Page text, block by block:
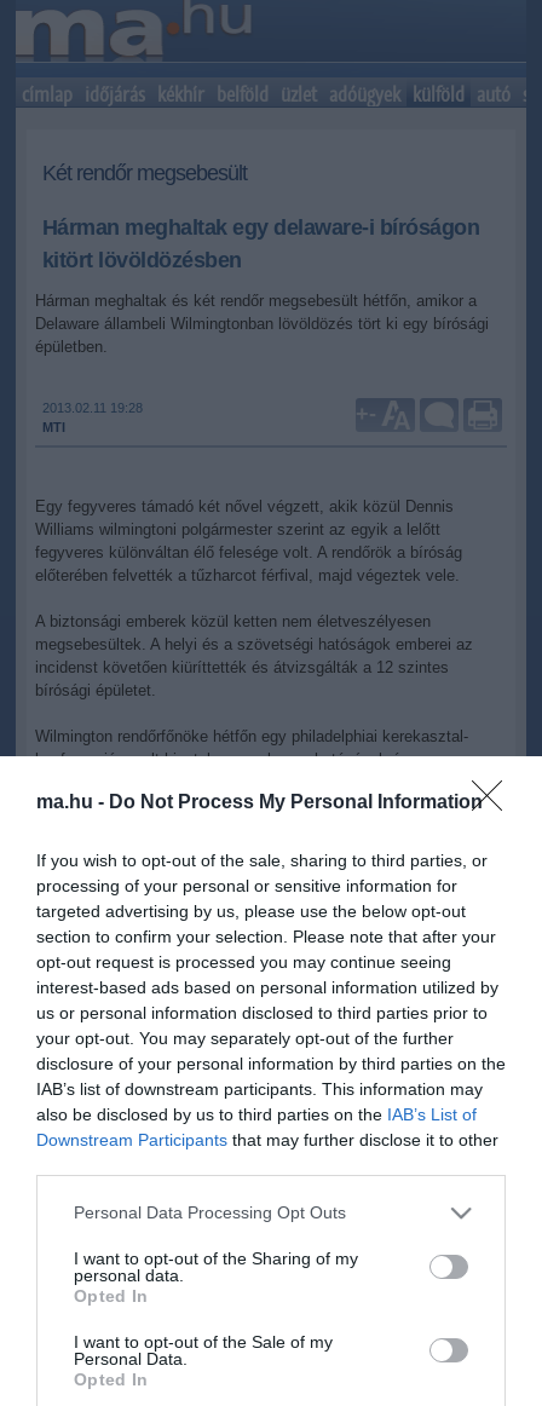
ma.hu - Do Not Process My Personal Information
If you wish to opt-out of the sale, sharing to third parties, or
processing of your personal or sensitive information for
targeted advertising by us, please use the below opt-out
section to confirm your selection. Please note that after your
opt-out request is processed you may continue seeing
interest-based ads based on personal information utilized by
us or personal information disclosed to third parties prior to
your opt-out. You may separately opt-out of the further
disclosure of your personal information by third parties on the
IAB’s list of downstream participants. This information may
also be disclosed by us to third parties on the IAB’s List of
Downstream Participants that may further disclose it to other
Please note that this website/app uses one or more Google
not limited to your visit or usage behaviour. You may click to
grant or deny consent to Google and its third-party tags to
use your data for below specified purposes in below Google
consent section.
Personal Data Processing Opt Outs
I want to opt-out of the Sharing of my
personal data.
Opted In
I want to opt-out of the Sale of my
Personal Data.
Opted In
címlap időjárás kékhír belföld üzlet adóügyek külföld autó
Két rendőr megsebesült
Hárman meghaltak egy delaware-i bíróságon
kitört lövöldözésben
Hárman meghaltak és két rendőr megsebesült hétfőn, amikor a
Delaware állambeli Wilmingtonban lövöldözés tört ki egy bírósági
épületben.
2013.02.11 19:28
MTI
+-
Egy fegyveres támadó két nővel végzett, akik közül Dennis
Williams wilmingtoni polgármester szerint az egyik a lelőtt
fegyveres különváltan élő felesége volt. A rendőrök a bíróság
előterében felvették a tűzharcot férfival, majd végeztek vele.
A biztonsági emberek közül ketten nem életveszélyesen
megsebesültek. A helyi és a szövetségi hatóságok emberei az
incidenst követően kiüríttették és átvizsgálták a 12 szintes
bírósági épületet.
Wilmington rendőrfőnöke hétfőn egy philadelphiai kerekasztal-
konferenciára volt hivatalos, amelyen a hatóságok és a
kongresszus képviselői a delaware-i illetőségű Joe Biden alelnök
részvételével éppen a fegyvertartás szigorításával kapcsolatos
Kapcsolódó írások:
Kiesett a szeme a bírósági tárgyaláson
Kaliforniai iskolai lövöldözés - állítólag terrorizálták a támadót
Lövöldözés egy észak-dániai kikötőben
Fegyveres őröket akar az iskolákhoz az amerikai fegyvertartók
Filmpremiereket, tévéepizódokat vettek le műsorról a tragédia
miatt
Figyelem! A cikkhez hozzáfűzött hozzászólások nem a
kommenteket nem tudja befolyásolni - azok az olvasók személyes véleményét
tartalmazzák.
Kérjük, kulturáltan, mások személyiségi jogainak és jó hírnevének tiszteletben